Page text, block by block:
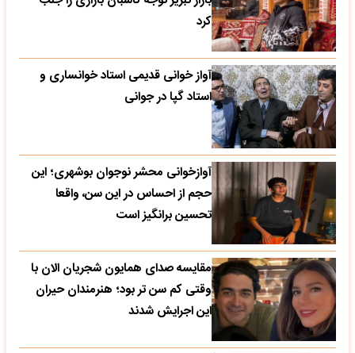
کرد
آواز خوانی قدیمی استاد خوانساری و
استاد گپا در جوانی
آوازخوانی محشر نوجوان بوشهری؛ این
حجم از احساس در این سن، واقعا
تحسین‌ برانگیز است
مقایسه صدای همایون شجریان الان با
وقتی کم سن تر بود؛ هنرمندان حیران
این اجرایش شدند